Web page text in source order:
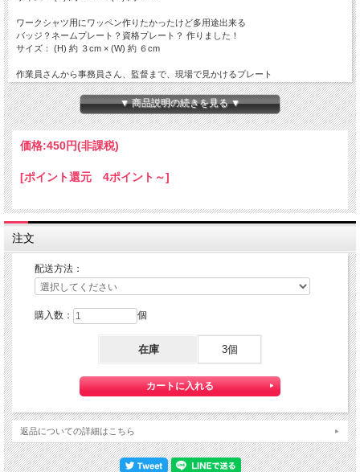
ワークシャツ用にワッペン作りたかったけど多用途出来る
バッジ？ネームプレート？資格プレート？ 作りました！
サイズ： (H) 約 ３cm × (W) 約 ６cm
作業員さんから事務員さん、監督まで、現場で見かけるプレート
裏には、ワニ口クリップと安全ピンの固定方法が選べるお得な技術を採用
アクリル製
★コチラの商品は 『定形外郵便（規格外）』 配送可能な商品になります。
ご利用の際の配送費は、全国一律『定形外郵便￥２6０』になります。
読の上
定形外郵便について
【送料】全国一律料金でお届けします。
『定形外郵便』は通常の宅配便と異なり直接ポストへ投函するお届け方法です。
宅配便のように受領印やサインのやり取りが無く、ご不在時であってもお受け取り
いただけます。
また、沖縄等の離島区域の場合でも別途送料が掛かりません。
代金引換をご希望の場合は宅配便にて対応させて頂きます。
定形外郵便は通常の宅配便と異なり直接ポストへの投函となりますので、
配送中の損失・破損・遅延、投函後の盗難等は一切補償致しかねます。
※3）こちらの商品は同梱は承れません。
定形外郵便対象商品と宅配便商品をお買い上げの場合、送料は宅配便料金を適用さ
せていただきます。
▼ 商品説明の続きを見る ▼
価格:450円(非課税)
[ポイント還元 4ポイント～]
注文
配送方法：
購入数： 個
在庫 3個
返品についての詳細はこちら